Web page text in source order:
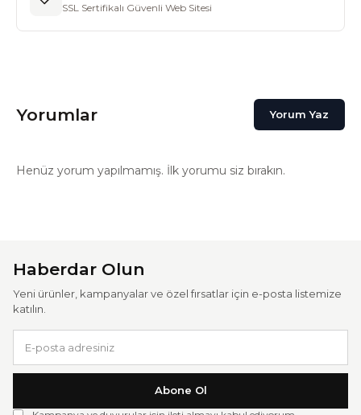
SSL Sertifikalı Güvenli Web Sitesi
Yorumlar Yorum Yaz
Henüz yorum yapılmamış. İlk yorumu siz bırakın.
Haberdar Olun
Yeni ürünler, kampanyalar ve özel fırsatlar için e-posta listemize
katılın.
Abone Ol